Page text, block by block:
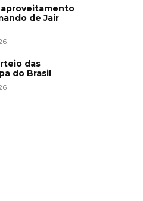
de Jair
das
do Brasil